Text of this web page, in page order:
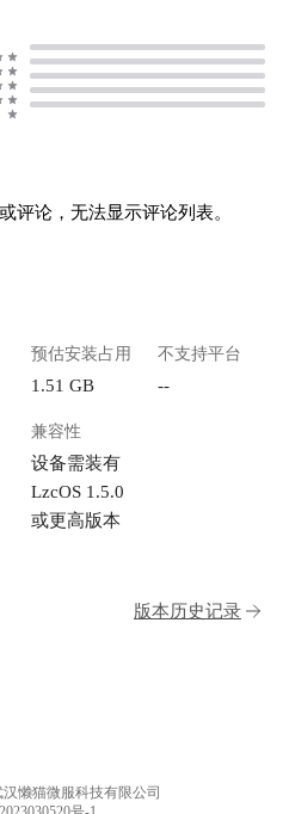
评论，无法显示评论列表。
预估安装占用
1.51 GB
不支持平台
--
兼容性
设备需装有
LzcOS 1.5.0
或更高版本
版本历史记录
懒猫微服科技有限公司